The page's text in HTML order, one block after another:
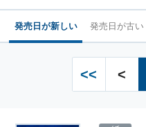
発売日が新しい 発売日が古い
<< <